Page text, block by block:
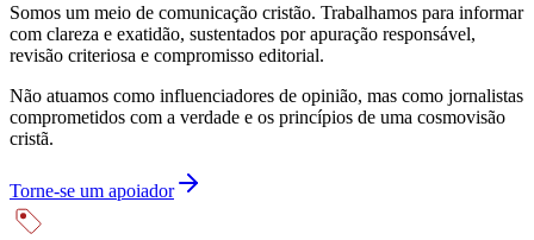
Somos um meio de comunicação cristão. Trabalhamos para informar
com clareza e exatidão, sustentados por apuração responsável,
revisão criteriosa e compromisso editorial.
Não atuamos como influenciadores de opinião, mas como jornalistas
comprometidos com a verdade e os princípios de uma cosmovisão
cristã.
Torne-se um apoiador